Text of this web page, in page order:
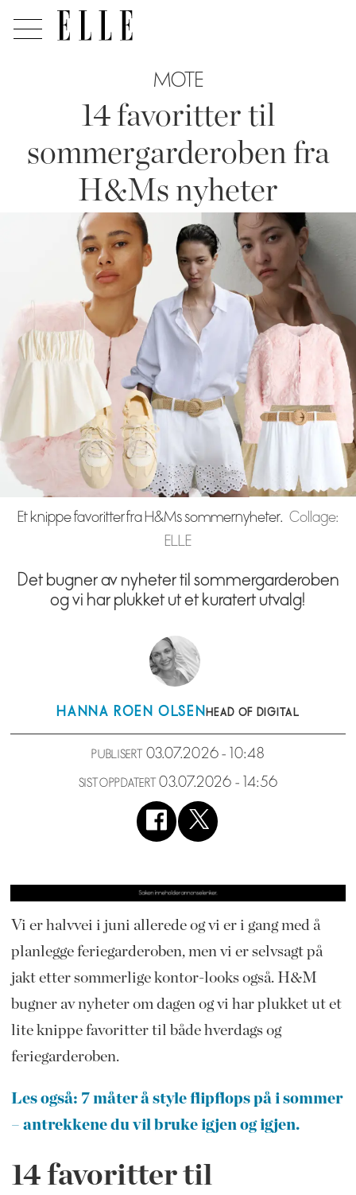
MOTE
14 favoritter til
sommergarderoben fra
H&Ms nyheter
Et knippe favoritter fra H&Ms sommernyheter. Collage:
ELLE
Det bugner av nyheter til sommergarderoben
og vi har plukket ut et kuratert utvalg!
HANNA ROEN OLSENHEAD OF DIGITAL
PUBLISERT 03.07.2026 - 10:48
SIST OPPDATERT 03.07.2026 - 14:56
Vi er halvvei i juni allerede og vi er i gang med å
planlegge feriegarderoben, men vi er selvsagt på
jakt etter sommerlige kontor-looks også. H&M
bugner av nyheter om dagen og vi har plukket ut et
lite knippe favoritter til både hverdags og
feriegarderoben.
Les også: 7 måter å style flipflops på i sommer
– antrekkene du vil bruke igjen og igjen.
14 favoritter til